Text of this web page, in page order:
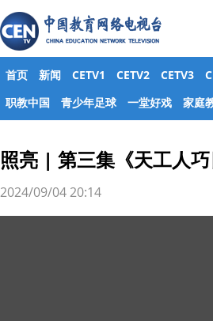
首页 新闻 CETV1 CETV2 CETV3
职教中国
青少年足球 一堂好戏 家庭
照亮 | 第三集《天工人巧
2024/09/04 20:14